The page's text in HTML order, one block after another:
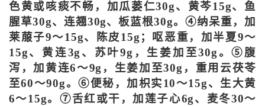
色黄或咳痰不畅，加瓜蒌仁30g、黄芩15g、鱼
腥草30g、连翘30g、板蓝根30g。④纳呆重，加
莱菔子9～15g、陈皮15g；呕恶重，加半夏9～
15g、黄连3g、苏叶9g，生姜加至30g。⑤腹
泻，加黄连6～9g，生姜加至30g，重用云茯苓
至60～90g。⑥便秘，加枳实10～15g、生大黄
6～15g。⑦舌红或干，加莲子心6g、麦冬30～